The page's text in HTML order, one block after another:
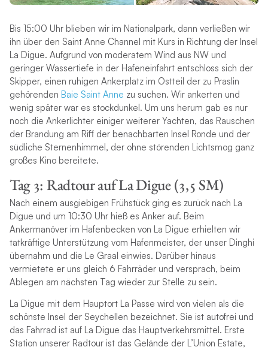
Bis 15:00 Uhr blieben wir im Nationalpark, dann verließen wir
ihn über den Saint Anne Channel mit Kurs in Richtung der Insel
La Digue. Aufgrund von moderatem Wind aus NW und
geringer Wassertiefe in der Hafeneinfahrt entschloss sich der
Skipper, einen ruhigen Ankerplatz im Ostteil der zu Praslin
gehörenden Baie Saint Anne zu suchen. Wir ankerten und
wenig später war es stockdunkel. Um uns herum gab es nur
noch die Ankerlichter einiger weiterer Yachten, das Rauschen
der Brandung am Riff der benachbarten Insel Ronde und der
südliche Sternenhimmel, der ohne störenden Lichtsmog ganz
großes Kino bereitete.
Tag 3: Radtour auf La Digue (3,5 SM)
Nach einem ausgiebigen Frühstück ging es zurück nach La
Digue und um 10:30 Uhr hieß es Anker auf. Beim
Ankermanöver im Hafenbecken von La Digue erhielten wir
tatkräftige Unterstützung vom Hafenmeister, der unser Dinghi
übernahm und die Le Graal einwies. Darüber hinaus
vermietete er uns gleich 6 Fahrräder und versprach, beim
Ablegen am nächsten Tag wieder zur Stelle zu sein.
La Digue mit dem Hauptort La Passe wird von vielen als die
schönste Insel der Seychellen bezeichnet. Sie ist autofrei und
das Fahrrad ist auf La Digue das Hauptverkehrsmittel. Erste
Station unserer Radtour ist das Gelände der L’Union Estate,